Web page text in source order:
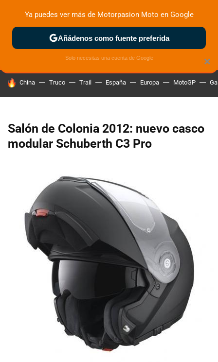
ZONA DE PRUEBAS DEPORTIVAS MOTOS ELÉCTRICAS
HOY SE HABLA DE
China Truco Trail España Europa MotoGP
Salón de Colonia 2012: nuevo casco
modular Schuberth C3 Pro
×
Ya puedes ver más de Motorpasion Moto en Google
Añádenos como fuente preferida
Solo necesitas una cuenta de Google